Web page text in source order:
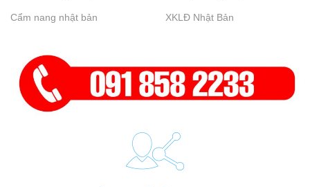
Cẩm nang nhật bản XKLĐ Nhật Bản